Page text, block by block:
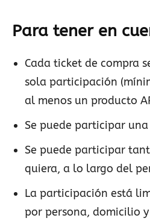
Para tener en
Cada ticket de compra
sola participación
al menos un producto
Se puede participar
Se puede participar
quiera, a lo largo del
La participación está
por persona, domicilio